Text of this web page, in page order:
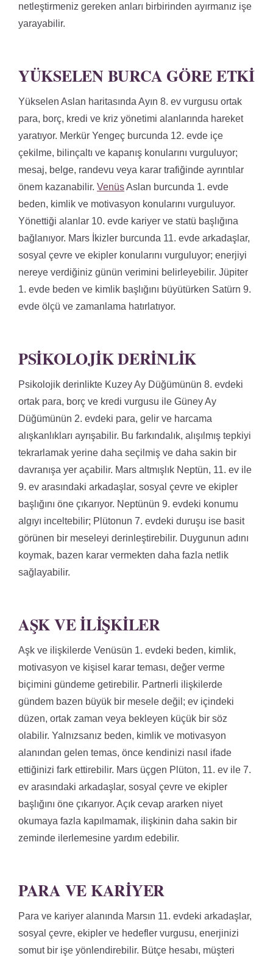
netleştirmeniz gereken anları birbirinden ayırmanız işe
yarayabilir.
YÜKSELEN BURCA GÖRE ETKI
Yükselen Aslan haritasında Ayın 8. ev vurgusu ortak
para, borç, kredi ve kriz yönetimi alanlarında hareket
yaratıyor. Merkür Yengeç burcunda 12. evde içe
çekilme, bilinçaltı ve kapanış konularını vurguluyor;
mesaj, belge, randevu veya karar trafiğinde ayrıntılar
önem kazanabilir. VenüsAslan burcunda 1. evde
beden, kimlik ve motivasyon konularını vurguluyor.
Yönettiği alanlar 10. evde kariyer ve statü başlığına
bağlanıyor. Mars İkizler burcunda 11. evde arkadaşlar,
sosyal çevre ve ekipler konularını vurguluyor; enerjiyi
nereye verdiğiniz günün verimini belirleyebilir. Jüpiter
1. evde beden ve kimlik başlığını büyütürken Satürn 9.
evde ölçü ve zamanlama hatırlatıyor.
PSIKOLOJIK DERINLIK
Psikolojik derinlikte Kuzey Ay Düğümünün 8. evdeki
ortak para, borç ve kredi vurgusu ile Güney Ay
Düğümünün 2. evdeki para, gelir ve harcama
alışkanlıkları ayrışabilir. Bu farkındalık, alışılmış tepkiyi
tekrarlamak yerine daha seçilmiş ve daha sakin bir
davranışa yer açabilir. Mars altmışlık Neptün, 11. ev ile
9. ev arasındaki arkadaşlar, sosyal çevre ve ekipler
başlığını öne çıkarıyor. Neptünün 9. evdeki konumu
algıyı inceltebilir; Plütonun 7. evdeki duruşu ise basit
görünen bir meseleyi derinleştirebilir. Duygunun adını
koymak, bazen karar vermekten daha fazla netlik
sağlayabilir.
AŞK VE İLIŞKILER
Aşk ve ilişkilerde Venüsün 1. evdeki beden, kimlik,
motivasyon ve kişisel karar teması, değer verme
biçimini gündeme getirebilir. Partnerli ilişkilerde
gündem bazen büyük bir mesele değil; ev içindeki
düzen, ortak zaman veya bekleyen küçük bir söz
olabilir. Yalnızsanız beden, kimlik ve motivasyon
alanından gelen temas, önce kendinizi nasıl ifade
ettiğinizi fark ettirebilir. Mars üçgen Plüton, 11. ev ile 7.
ev arasındaki arkadaşlar, sosyal çevre ve ekipler
başlığını öne çıkarıyor. Açık cevap ararken niyet
okumaya fazla kapılmamak, ilişkinin daha sakin bir
zeminde ilerlemesine yardım edebilir.
PARA VE KARIYER
Para ve kariyer alanında Marsın 11. evdeki arkadaşlar,
sosyal çevre, ekipler ve hedefler vurgusu, enerjinizi
somut bir işe yönlendirebilir. Bütçe hesabı, müşteri